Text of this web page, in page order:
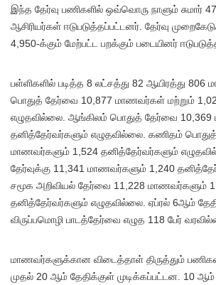
இந்த தேர்வு பணிகளில் ஒவ்வொரு நாளும் சுமார்
ஆசிரியர்கள் ஈடுபடுத்தப்பட்டனர். தேர்வு
4,950-க்கும் மேற்பட்ட பறக்கும் படையினர்
பள்ளிகளில் படித்த 8 லட்சத்து 82 ஆயிரத்து 806
பொதுத் தேர்வை 10,877 மாணவர்கள் மற்றும்
எழுதவில்லை. ஆங்கிலம் பொதுத் தேர்வை
தனித்தேர்வர்களும் எழுதவில்லை. கணிதம்
மாணவர்களும் 1,524 தனித்தேர்வர்களும்
தேர்வுக்கு 11,341 மாணவர்களும் 1,240
சமூக அறிவியல் தேர்வை 11,228 மாணவர்களும்
தனித்தேர்வர்களும் எழுதவில்லை. ஏப்ரல் 6ஆம்
விருப்பமாெழி பாடத்தேர்வை எழுத 118 பேர்
மாணவர்களுக்கான விடைத்தாள் திருத்தும்
முதல் 20 ஆம் தேதிக்குள் முடிக்கப்பட்டன. 10 ஆம்